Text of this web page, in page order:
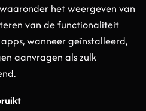
het weergeven van
van de functionaliteit
wanneer geïnstalleerd,
aanvragen als zulk